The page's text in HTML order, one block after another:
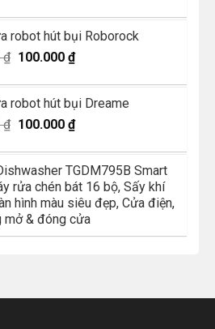
là:
200.000 ₫.
tại
là:
100.000 ₫.
robot hút bụi Roborock
₫ Giá
là:
200.000 ₫.
100.000 ₫Giá
tại
là:
100.000 ₫.
robot hút bụi Dreame
₫ Giá
là:
200.000 ₫.
100.000 ₫Giá
tại
là:
100.000 ₫.
TGDM795B Smart
rửa chén bát 16 bộ, Sấy khí
hình màu siêu đẹp, Cửa điện,
mở & đóng cửa